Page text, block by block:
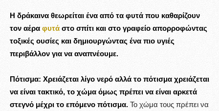
Η δράκαινα θεωρείται ένα από τα φυτά που καθαρίζουν
τον αέρα φυτά στο σπίτι και στο γραφείο απορροφώντας
τοξικές ουσίες και δημιουργώντας ένα πιο υγιές
περιβάλλον για να αναπνέουμε.
Πότισμα: Χρειάζεται λίγο νερό αλλά το πότισμα χρειάζεται
να είναι τακτικό, το χώμα όμως πρέπει να είναι αρκετά
στεγνό μέχρι το επόμενο πότισμα. Το χώμα τους πρέπει να